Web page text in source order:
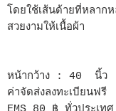
โดยใช้เส้นด้ายที่หลาก
สวยงามให้เนื้อผ้า
หน้ากว้าง : 40 นิ้ว
ค่าจัดส่งลงทะเบียนฟรี